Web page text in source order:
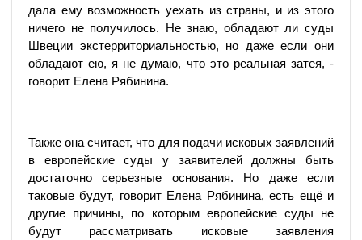
дала ему возможность уехать из страны, и из этого
ничего не получилось. Не знаю, обладают ли суды
Швеции экстерриториальностью, но даже если они
обладают ею, я не думаю, что это реальная затея, -
говорит Елена Рябинина.
Также она считает, что для подачи исковых заявлений
в европейские суды у заявителей должны быть
достаточно серьезные основания. Но даже если
таковые будут, говорит Елена Рябинина, есть ещё и
другие причины, по которым европейские суды не
будут рассматривать исковые заявления